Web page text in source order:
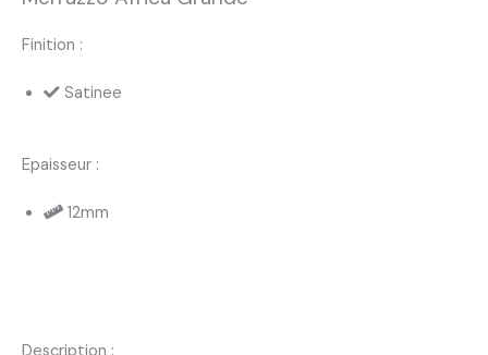
Finition :
Satinee
Epaisseur :
12mm